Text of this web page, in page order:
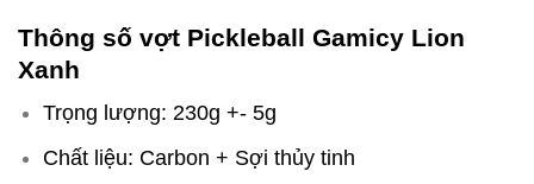
Thông số vợt Pickleball Gamicy Lion
Xanh
Trọng lượng: 230g +- 5g
Chất liệu: Carbon + Sợi thủy tinh